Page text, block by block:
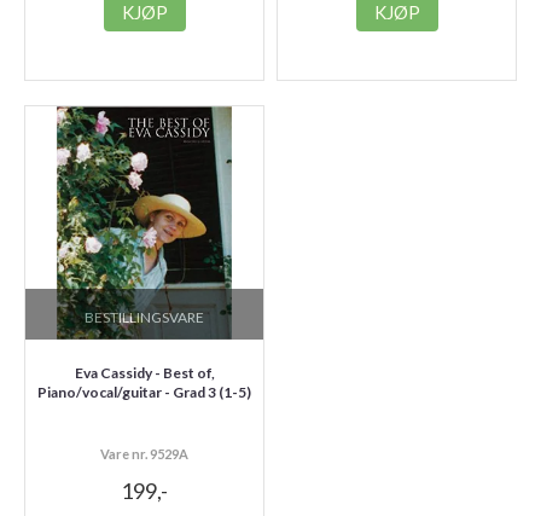
KJØP KJØP
BESTILLINGSVARE
Eva Cassidy - Best of,
Piano/vocal/guitar - Grad 3 (1-5)
Vare nr. 9529A
199,-